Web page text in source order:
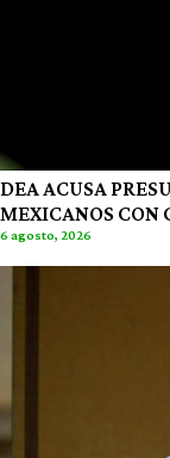
DEA ACUSA
MEXICANOS CON
6 agosto, 2026